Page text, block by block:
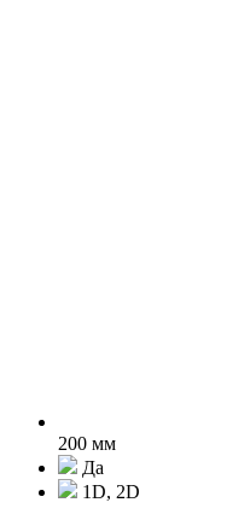
200 мм
Да
1D, 2D